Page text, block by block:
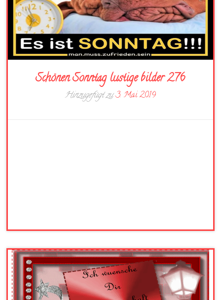
Schönen Sonntag lustige bilder 276
Hinzugefügt zu3. Mai 2019